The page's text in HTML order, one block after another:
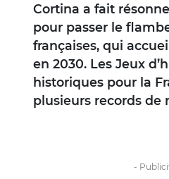
Cortina a fait
pour passer le
françaises, qui
en 2030. Les Jeux
historiques pour la
plusieurs records de